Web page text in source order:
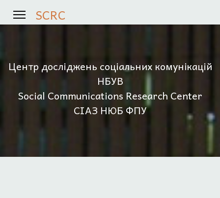
SCRC
Центр досліджень соціальних комунікацій
НБУВ
Social Communications Research Center
СІАЗ НЮБ ФПУ